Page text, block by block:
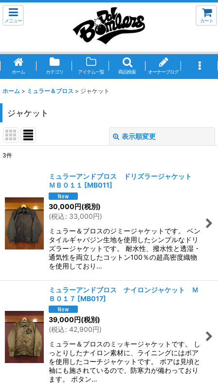
メニュー カート
ホーム カテゴリ アイテム一覧 商品検索 オーナーブログ
ホーム > ミュラー＆ブロス > ジャケット
ジャケット
表示順変更
絞り込む
3件
ミュラーアンドブロス ドリズラージャケット
ＭＢ０１１ [MB011]
30,000円(税別)
(税込: 33,000円)
ミュラー＆ブロスのジミージャケットです。 ベン
タイルギャバジン生地を使用したシンプルなドリ
ズラージャケットです。 耐水性、撥水性と透湿・
通気性を両立したコットン100％の超高密度織物
を使用しており…
ミュラーアンドブロス ナイロンジャケット Ｍ
Ｂ０１７ [MB017]
39,000円(税別)
(税込: 42,900円)
ミュラー＆ブロスのミッキージャケットです。 し
っとりしたナイロン素材に、ライニングにはボア
を使用したコーチジャケットです。 ボアは見頃と
袖にも施されているので、防寒力が備わっており
ます。 ボタン…